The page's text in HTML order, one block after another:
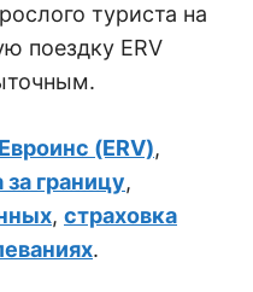
туриста на
поездку ERV
(ERV),
границу,
, страховка
.